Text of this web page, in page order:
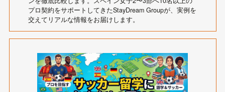
プロ契約をサポートしてきたStayDream Groupが、実例を
交えてリアルな情報をお届けします。